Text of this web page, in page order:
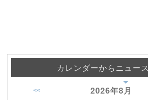
カレンダーからニュー
2026年8月
<<